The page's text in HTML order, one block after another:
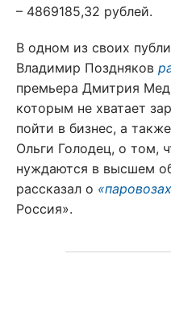
– 4869185,32 рублей.
В одном из своих
Владимир Поздняков
премьера Дмитрия
которым не хватает
пойти в бизнес, а
Ольги Голодец, о том,
нуждаются в высшем
рассказал о
Россия».